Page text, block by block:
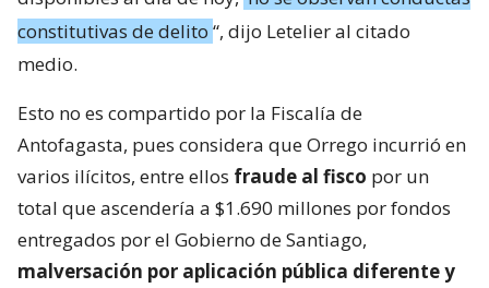
constitutivas de delito “, dijo Letelier al citado
medio.
Esto no es compartido por la Fiscalía de
Antofagasta, pues considera que Orrego incurrió en
varios ilícitos, entre ellos fraude al fisco por un
total que ascendería a $1.690 millones por fondos
entregados por el Gobierno de Santiago,
malversación por aplicación pública diferente y